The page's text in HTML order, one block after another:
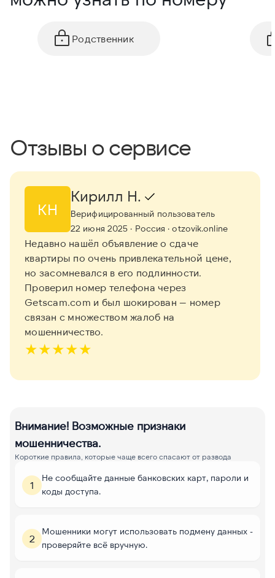
Родственник
Отзывы о сервисе
КН
Кирилл Н.
Верифицированный пользователь
22 июня 2025 · Россия · otzovik.online
Недавно нашёл объявление о сдаче
квартиры по очень привлекательной цене,
но засомневался в его подлинности.
Проверил номер телефона через
Getscam.com и был шокирован — номер
связан с множеством жалоб на
мошенничество.
★★★★★
Внимание! Возможные признаки
мошенничества.
Короткие правила, которые чаще всего спасают от развода
1
Не сообщайте данные банковских карт, пароли и
коды доступа.
2
Мошенники могут использовать подмену данных -
проверяйте всё вручную.